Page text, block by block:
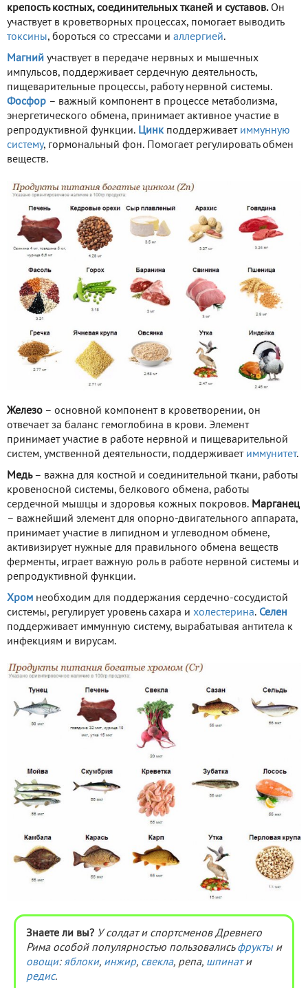
крепость костных, соединительных тканей и суставов. Он
участвует в кроветворных процессах, помогает выводить
токсины, бороться со стрессами и аллергией.
Магний участвует в передаче нервных и мышечных
импульсов, поддерживает сердечную деятельность,
пищеварительные процессы, работу нервной системы.
Фосфор – важный компонент в процессе метаболизма,
энергетического обмена, принимает активное участие в
репродуктивной функции. Цинкподдерживаетиммунную
систему, гормональный фон. Помогает регулировать обмен
веществ.
Железо – основной компонент в кроветворении, он
отвечает за баланс гемоглобина в крови. Элемент
принимает участие в работе нервной и пищеварительной
систем, умственной деятельности, поддерживает иммунитет.
Медь – важна для костной и соединительной ткани, работы
кровеносной системы, белкового обмена, работы
сердечной мышцы и здоровья кожных покровов. Марганец
– важнейший элемент для опорно-двигательного аппарата,
принимает участие в липидном и углеводном обмене,
активизирует нужные для правильного обмена веществ
ферменты, играет важную роль в работе нервной системы и
репродуктивной функции.
Хром необходим для поддержания сердечно-сосудистой
системы, регулирует уровень сахара и холестерина. Селен
поддерживает иммунную систему, вырабатывая антитела к
инфекциям и вирусам.
Знаете ли вы? У солдат и спортсменов Древнего
Рима особой популярностью пользовалисьфруктыи
овощи: яблоки, инжир, свекла, репа, шпинати
редис.